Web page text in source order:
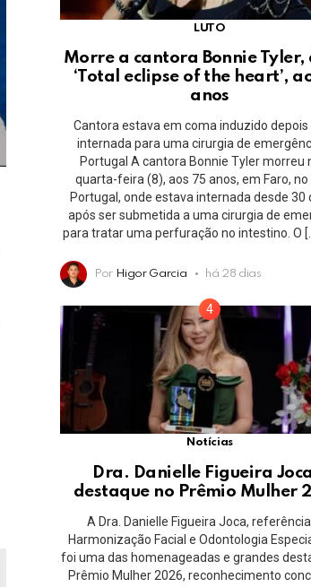
LUTO
Morre a cantora Bonnie Tyler,
‘Total eclipse of the heart’,
anos
Cantora estava em coma induzido depois
internada para uma cirurgia de
Portugal A cantora Bonnie Tyler morreu
quarta-feira (8), aos 75 anos, em Faro, no
Portugal, onde estava internada desde 30
após ser submetida a uma cirurgia de
para tratar uma perfuração no intestino. O
Por Higor Garcia há 28 dias
Notícias
Dra. Danielle Figueira
destaque no Prêmio Mulher
A Dra. Danielle Figueira Joca,
Harmonização Facial e Odontologia
foi uma das homenageadas e grandes
Prêmio Mulher 2026, reconhecimento